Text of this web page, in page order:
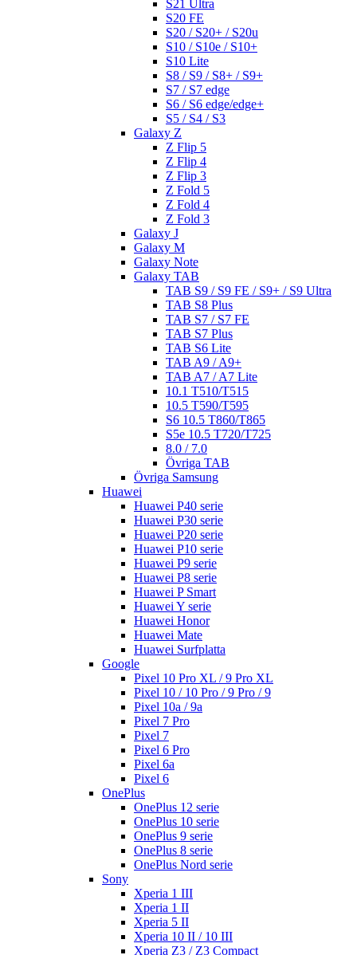
S21 Ultra
S20 FE
S20 / S20+ / S20u
S10 / S10e / S10+
S10 Lite
S8 / S9 / S8+ / S9+
S7 / S7 edge
S6 / S6 edge/edge+
S5 / S4 / S3
Galaxy Z
Z Flip 5
Z Flip 4
Z Flip 3
Z Fold 5
Z Fold 4
Z Fold 3
Galaxy J
Galaxy M
Galaxy Note
Galaxy TAB
TAB S9 / S9 FE / S9+ / S9 Ultra
TAB S8 Plus
TAB S7 / S7 FE
TAB S7 Plus
TAB S6 Lite
TAB A9 / A9+
TAB A7 / A7 Lite
10.1 T510/T515
10.5 T590/T595
S6 10.5 T860/T865
S5e 10.5 T720/T725
8.0 / 7.0
Övriga TAB
Övriga Samsung
Huawei
Huawei P40 serie
Huawei P30 serie
Huawei P20 serie
Huawei P10 serie
Huawei P9 serie
Huawei P8 serie
Huawei P Smart
Huawei Y serie
Huawei Honor
Huawei Mate
Huawei Surfplatta
Google
Pixel 10 Pro XL / 9 Pro XL
Pixel 10 / 10 Pro / 9 Pro / 9
Pixel 10a / 9a
Pixel 7 Pro
Pixel 7
Pixel 6 Pro
Pixel 6a
Pixel 6
OnePlus
OnePlus 12 serie
OnePlus 10 serie
OnePlus 9 serie
OnePlus 8 serie
OnePlus Nord serie
Sony
Xperia 1 III
Xperia 1 II
Xperia 5 II
Xperia 10 II / 10 III
Xperia Z3 / Z3 Compact